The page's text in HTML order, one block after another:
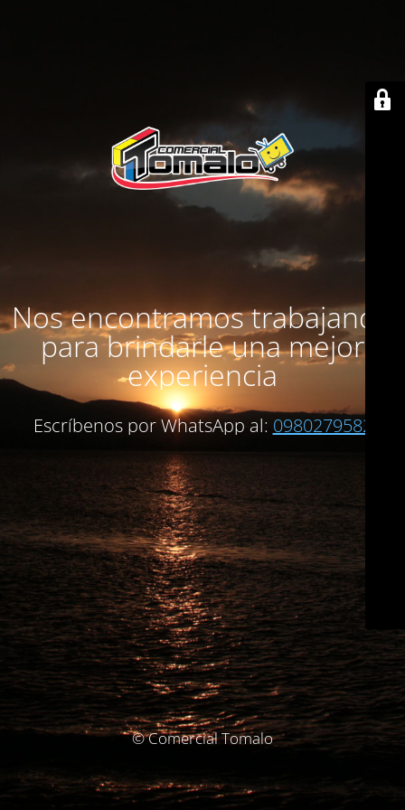
Nos encontramos trabajando
para brindarle una mejor
experiencia
Escríbenos por WhatsApp al: 0980279582
© Comercial Tomalo